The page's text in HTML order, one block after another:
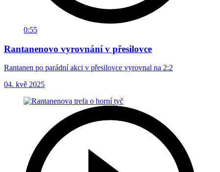
0:55
Rantanenovo vyrovnání v přesilovce
Rantanen po parádní akci v přesilovce vyrovnal na 2:2
04. kvě 2025